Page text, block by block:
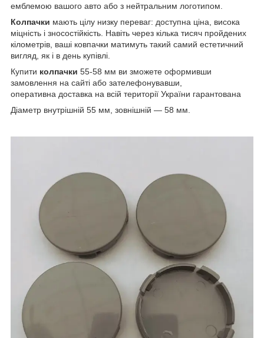
емблемою вашого авто або з нейтральним логотипом.
Колпачки мають цілу низку переваг: доступна ціна, висока
міцність і зносостійкість. Навіть через кілька тисяч пройдених
кілометрів, ваші ковпачки матимуть такий самий естетичний
вигляд, як і в день купівлі.
Купити колпачки 55-58 мм ви зможете оформивши
замовлення на сайті або зателефонувавши,
оперативна доставка на всій території України гарантована
Діаметр внутрішній 55 мм, зовнішній — 58 мм.